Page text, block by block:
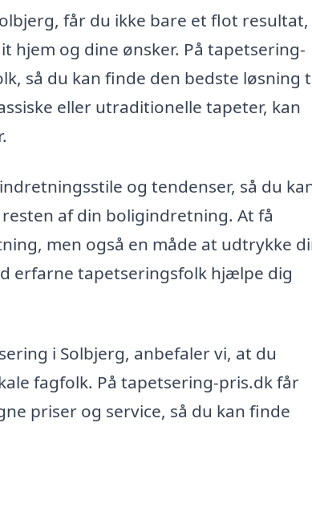
får du ikke bare et flot resultat,
hjem og dine ønsker. På tapetsering-
så du kan finde den bedste løsning
eller utraditionelle tapeter, kan
og tendenser, så du
af din boligindretning. At få
men også en måde at udtrykke
erfarne tapetseringsfolk hjælpe dig
i Solbjerg, anbefaler vi, at du
fagfolk. På tapetsering-pris.dk får
priser og service, så du kan finde